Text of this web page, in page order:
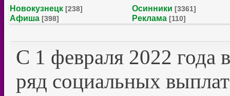
Новокузнецк [238] Осинники [3361]
Афиша [398] Реклама [110]
С 1 февраля 2022 года
ряд социальных